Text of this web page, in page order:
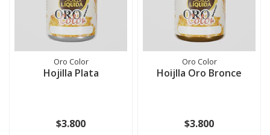
Oro Color
Hojilla Plata
$3.800
Oro Color
Hoijlla Oro Bronce
$3.800